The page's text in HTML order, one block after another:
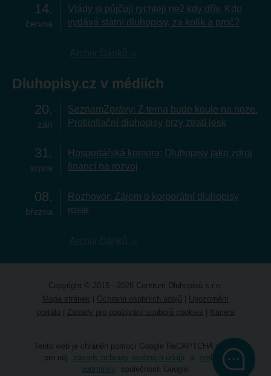
14
června
Vlády si půjčují rychleji než kdy dřív. Kdo
vydává státní dluhopisy, za kolik a proč?
Dluhopisy.cz v médiích
20
září
SeznamZprávy: Z terna bude koule na noze.
Protiinflační dluhopisy brzy ztratí lesk
31
srpna
Hospodářská komora: Dluhopisy jako zdroj
financí na rozvoj
08
března
Rozhovor: Zájem o korporátní dluhopisy
roste
Copyright © 2015 - 2026 Centrum Dluhopisů s.r.o.
Mapa stránek
Ochrana osobních údajů
Upozornění
portálu
Zásady pro používání souborů cookies Kariéra
Tento web je chráněn pomocí Google ReCAPTCHA a platí
pro něj
zásady ochrany osobních údajů a
smluvní
podmínky
společnosti Google.